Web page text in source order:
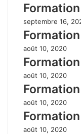
septembre 16,
août 10, 2020
août 10, 2020
août 10, 2020
août 10, 2020